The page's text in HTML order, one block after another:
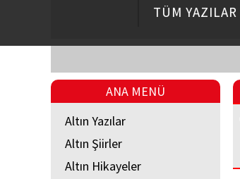
TÜM YAZILAR
ANA MENÜ
Altın Yazılar
Altın Şiirler
Altın Hikayeler